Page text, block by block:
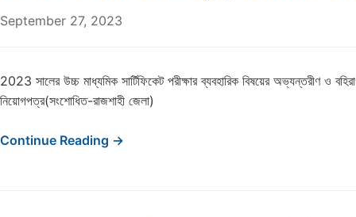
September 27, 2023
2023 সালের উচ্চ মাধ্যমিক সার্টিফিকেট পরীক্ষার ব্যবহারিক বিষয়ের অভ্যন্তরীণ ও
নিয়োগপত্র(সংশোধিত-রাজশাহী জেলা)
Continue Reading →